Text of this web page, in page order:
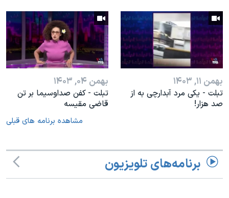
بهمن ۱۱, ۱۴۰۳
تبلت - یکی مرد آبدارچی به از
صد هزار!
بهمن ۰۴, ۱۴۰۳
تبلت - کفن صداوسیما بر تن
قاضی مقیسه
مشاهده برنامه های قبلی
برنامه‌های تلویزیون